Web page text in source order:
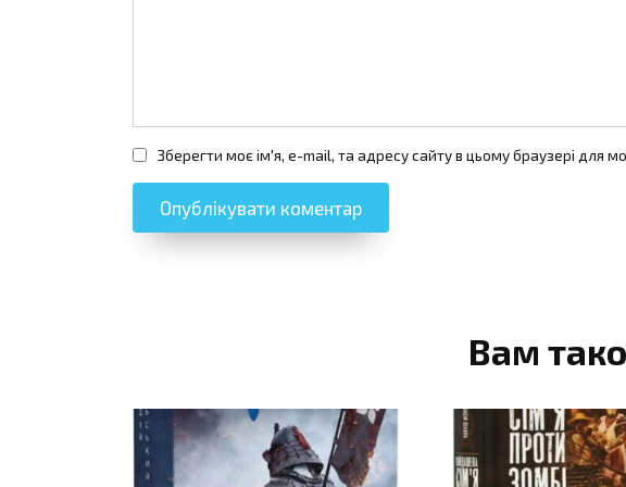
Зберегти моє ім'я, e-mail, та адресу сайту в цьому браузері для
Вам